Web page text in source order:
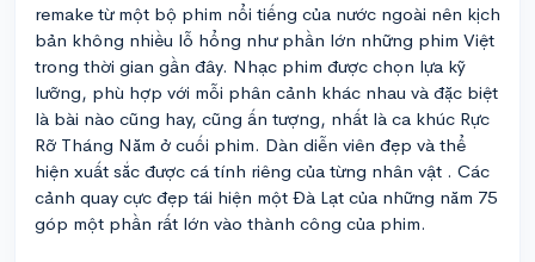
remake từ một bộ phim nổi tiếng của nước ngoài nên kịch
bản không nhiều lỗ hổng như phần lớn những phim Việt
trong thời gian gần đây. Nhạc phim được chọn lựa kỹ
lưỡng, phù hợp với mỗi phân cảnh khác nhau và đặc biệt
là bài nào cũng hay, cũng ấn tượng, nhất là ca khúc Rực
Rỡ Tháng Năm ở cuối phim. Dàn diễn viên đẹp và thể
hiện xuất sắc được cá tính riêng của từng nhân vật . Các
cảnh quay cực đẹp tái hiện một Đà Lạt của những năm 75
góp một phần rất lớn vào thành công của phim.